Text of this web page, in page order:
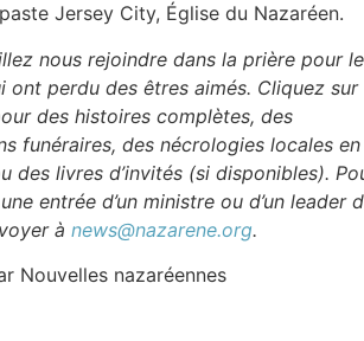
Jersey City, Église du Nazaréen.
nous rejoindre dans la prière pour
ont perdu des êtres aimés. Cliquez sur
des histoires complètes, des
funéraires, des nécrologies locales en
des livres d’invités (si disponibles).
entrée d’un ministre ou d’un leader
à news@nazarene.org.
Nouvelles nazaréennes